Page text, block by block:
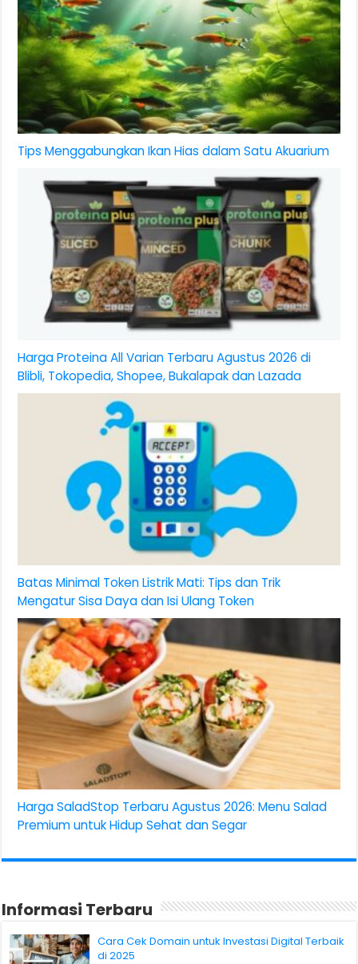
Tips Menggabungkan Ikan Hias dalam Satu Akuarium
Harga Proteina All Varian Terbaru Agustus 2026 di
Blibli, Tokopedia, Shopee, Bukalapak dan Lazada
Batas Minimal Token Listrik Mati: Tips dan Trik
Mengatur Sisa Daya dan Isi Ulang Token
Harga SaladStop Terbaru Agustus 2026: Menu Salad
Premium untuk Hidup Sehat dan Segar
Informasi Terbaru
Cara Cek Domain untuk Investasi Digital Terbaik
di 2025